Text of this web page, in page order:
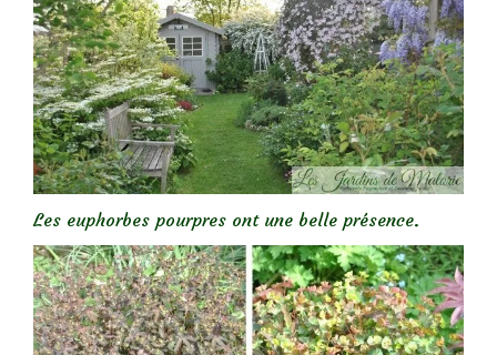
Les euphorbes pourpres ont une belle présence.